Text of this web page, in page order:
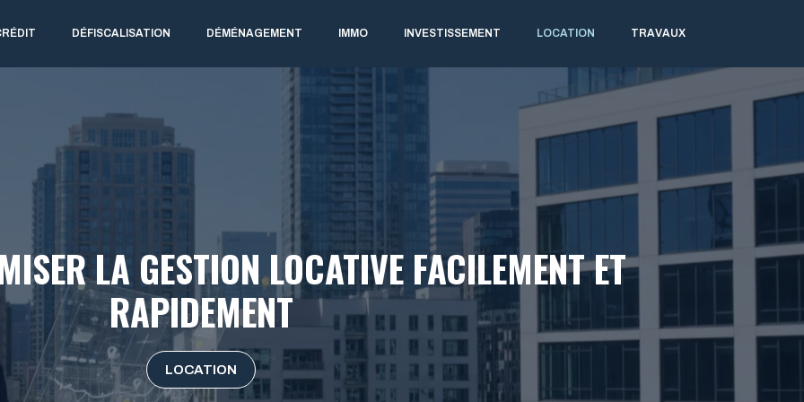
DÉFISCALISATION DÉMÉNAGEMENT IMMO INVESTISSEMENT LOCATION TRAVAUX
LA GESTION LOCATIVE FACILEMENT ET
RAPIDEMENT
LOCATION